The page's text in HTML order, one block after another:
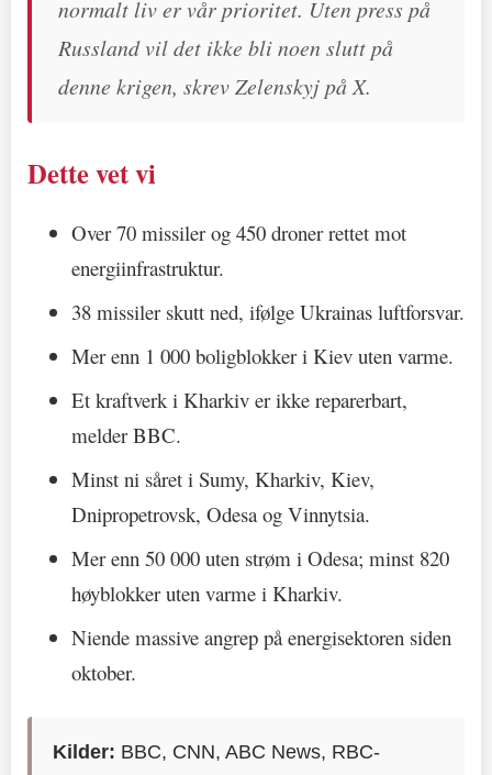
normalt liv er vår prioritet. Uten press på
Russland vil det ikke bli noen slutt på
denne krigen, skrev Zelenskyj på X.
Dette vet vi
Over 70 missiler og 450 droner rettet mot
energiinfrastruktur.
38 missiler skutt ned, ifølge Ukrainas luftforsvar.
Mer enn 1 000 boligblokker i Kiev uten varme.
Et kraftverk i Kharkiv er ikke reparerbart,
melder BBC.
Minst ni såret i Sumy, Kharkiv, Kiev,
Dnipropetrovsk, Odesa og Vinnytsia.
Mer enn 50 000 uten strøm i Odesa; minst 820
høyblokker uten varme i Kharkiv.
Niende massive angrep på energisektoren siden
oktober.
Kilder: BBC, CNN, ABC News, RBC-